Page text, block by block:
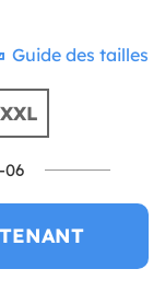
Guide des tailles
XXL
06